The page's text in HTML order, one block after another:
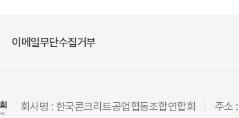
이메일무단수집거부
회사명 : 한국콘크리트공업협동조합연합회 주소